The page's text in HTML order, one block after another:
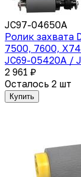
JC97-04650A
Ролик захвата
7500, 7600,
JC69-05420A /
2 961 ₽
Осталось 2 шт
Купить